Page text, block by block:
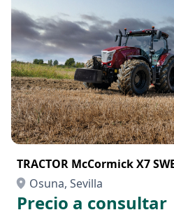
TRACTOR McCormick X7
Osuna, Sevilla
Precio a consultar